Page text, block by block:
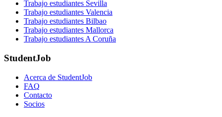
Trabajo estudiantes Sevilla
Trabajo estudiantes Valencia
Trabajo estudiantes Bilbao
Trabajo estudiantes Mallorca
Trabajo estudiantes A Coruña
StudentJob
Acerca de StudentJob
FAQ
Contacto
Socios